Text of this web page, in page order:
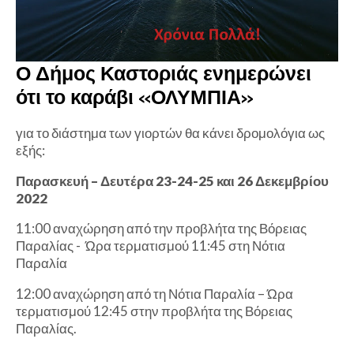
Ο Δήμος Καστοριάς ενημερώνει
ότι το καράβι «ΟΛΥΜΠΙΑ»
για το διάστημα των γιορτών θα κάνει δρομολόγια ως
εξής:
Παρασκευή – Δευτέρα 23-24-25 και 26 Δεκεμβρίου
2022
11:00 αναχώρηση από την προβλήτα της Βόρειας
Παραλίας - Ώρα τερματισμού 11:45 στη Νότια
Παραλία
12:00 αναχώρηση από τη Νότια Παραλία – Ώρα
τερματισμού 12:45 στην προβλήτα της Βόρειας
Παραλίας.